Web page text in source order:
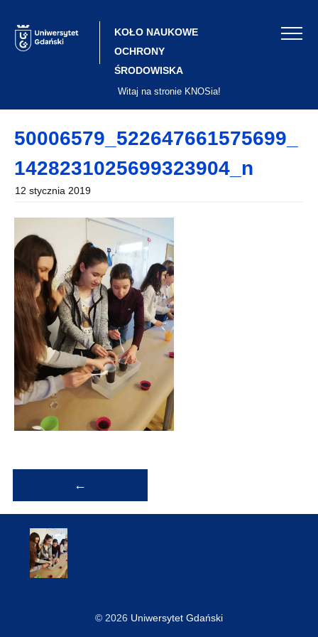
content
KOŁO NAUKOWE
OCHRONY
ŚRODOWISKA
Witaj na stronie KNOSia!
50006579_522647661575699_
1428231025699323904_n
12 stycznia 2019
wpisu
←
© 2026 Uniwersytet Gdański